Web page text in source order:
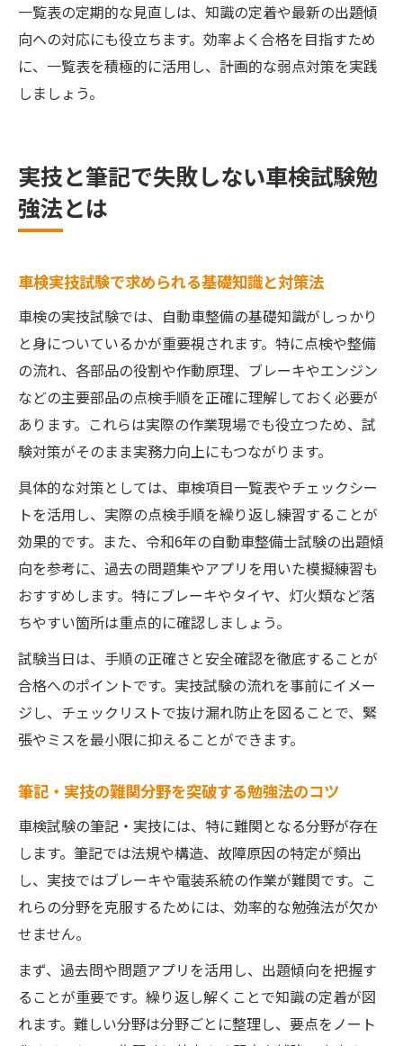
一覧表の定期的な見直しは、知識の定着や最新の出題傾
向への対応にも役立ちます。効率よく合格を目指すため
に、一覧表を積極的に活用し、計画的な弱点対策を実践
しましょう。
実技と筆記で失敗しない車検試験勉
強法とは
車検実技試験で求められる基礎知識と対策法
車検の実技試験では、自動車整備の基礎知識がしっかり
と身についているかが重要視されます。特に点検や整備
の流れ、各部品の役割や作動原理、ブレーキやエンジン
などの主要部品の点検手順を正確に理解しておく必要が
あります。これらは実際の作業現場でも役立つため、試
験対策がそのまま実務力向上にもつながります。
具体的な対策としては、車検項目一覧表やチェックシー
トを活用し、実際の点検手順を繰り返し練習することが
効果的です。また、令和6年の自動車整備士試験の出題傾
向を参考に、過去の問題集やアプリを用いた模擬練習も
おすすめします。特にブレーキやタイヤ、灯火類など落
ちやすい箇所は重点的に確認しましょう。
試験当日は、手順の正確さと安全確認を徹底することが
合格へのポイントです。実技試験の流れを事前にイメー
ジし、チェックリストで抜け漏れ防止を図ることで、緊
張やミスを最小限に抑えることができます。
筆記・実技の難関分野を突破する勉強法のコツ
車検試験の筆記・実技には、特に難関となる分野が存在
します。筆記では法規や構造、故障原因の特定が頻出
し、実技ではブレーキや電装系統の作業が難関です。こ
れらの分野を克服するためには、効率的な勉強法が欠か
せません。
まず、過去問や問題アプリを活用し、出題傾向を把握す
ることが重要です。繰り返し解くことで知識の定着が図
れます。難しい分野は分野ごとに整理し、要点をノート